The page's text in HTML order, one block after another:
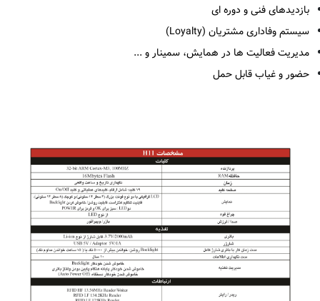
بازدیدهای فنی و دوره ای
سیستم وفاداری مشتریان (Loyalty)
مدیریت فعالیت ها در همایش، سمینار و ...
حضور و غیاب قابل حمل